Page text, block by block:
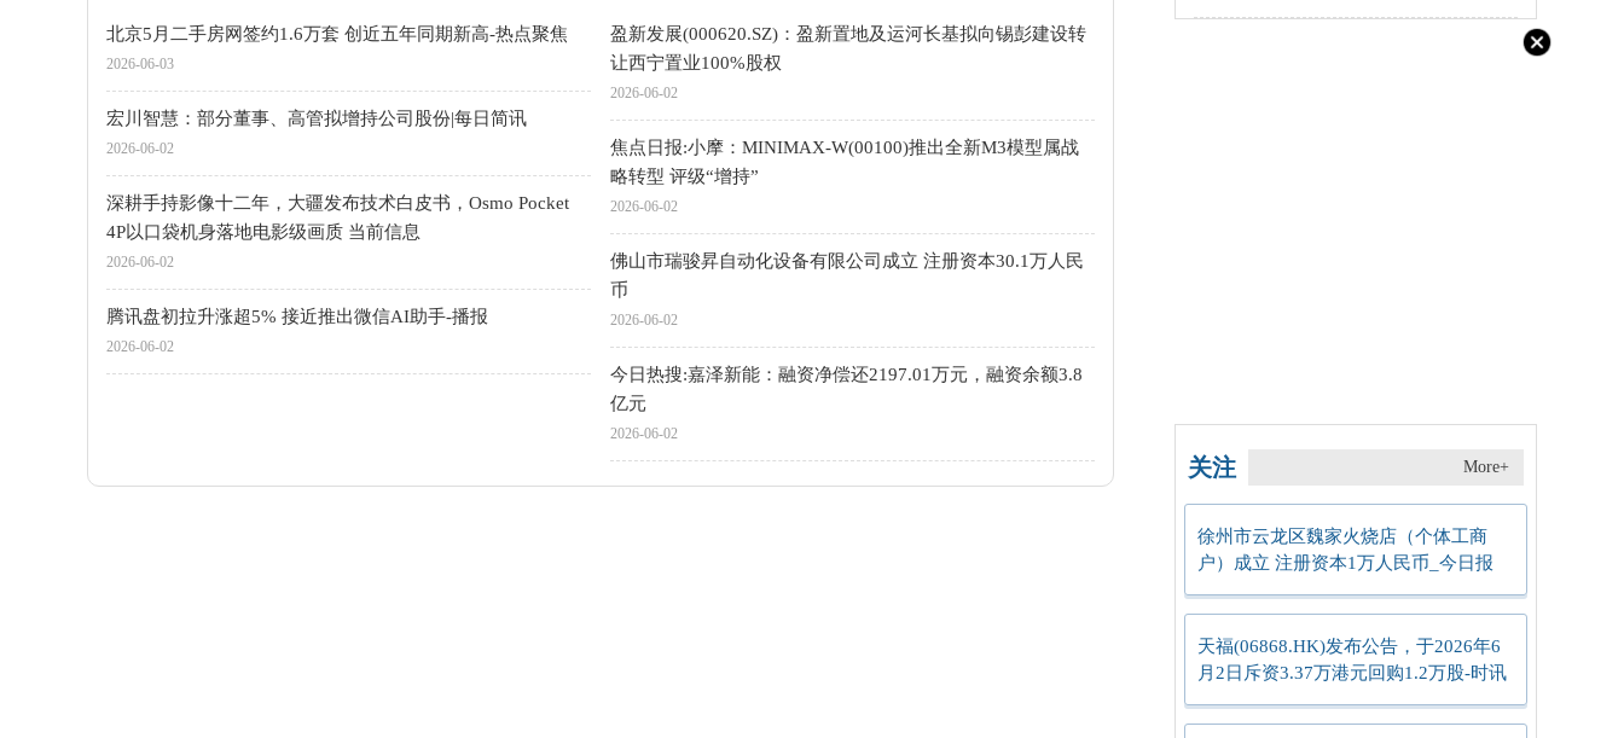
北京5月二手房网签约1.6万套 创近五年同期新高-热点聚焦
2026-06-03
盈新发展(000620.SZ)：盈新置地及运河长基拟向锡彭建设转
让西宁置业100%股权
2026-06-02
宏川智慧：部分董事、高管拟增持公司股份|每日简讯
2026-06-02
焦点日报:小摩：MINIMAX-W(00100)推出全新M3模型属战
略转型 评级“增持”
2026-06-02
深耕手持影像十二年，大疆发布技术白皮书，Osmo Pocket
4P以口袋机身落地电影级画质 当前信息
2026-06-02
佛山市瑞骏昇自动化设备有限公司成立 注册资本30.1万人民
币
2026-06-02
腾讯盘初拉升涨超5% 接近推出微信AI助手-播报
2026-06-02
今日热搜:嘉泽新能：融资净偿还2197.01万元，融资余额3.8
亿元
2026-06-02
关注 More+
徐州市云龙区魏家火烧店（个体工商
户）成立 注册资本1万人民币_今日报
天福(06868.HK)发布公告，于2026年6
月2日斥资3.37万港元回购1.2万股-时讯